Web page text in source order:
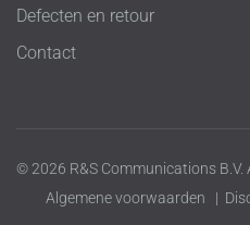
Defecten en retour
Contact
© 2026 R&S Communications
Algemene voorwaarden |